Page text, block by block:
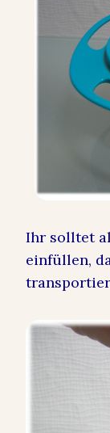
Ihr solltet
einfüllen,